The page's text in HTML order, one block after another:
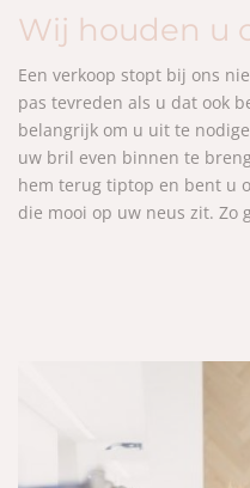
Wij houden u
Een verkoop stopt bij ons
pas tevreden als u dat ook
belangrijk om u uit te
uw bril even binnen te
hem terug tiptop en bent u
die mooi op uw neus zit. Zo